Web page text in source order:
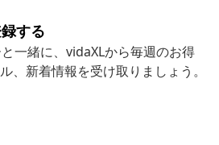
する
一緒に、vidaXLから毎週のお得
、新着情報を受け取りましょう。